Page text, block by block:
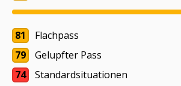
81
Flachpass
79
Gelupfter Pass
74
Standardsituationen